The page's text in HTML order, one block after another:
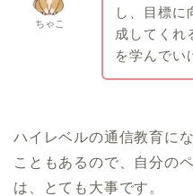
ちゃこ
し、目標に
成してくれ
を学んでい
ハイレベルの通信教育に
こともあるので、自分の
は、とても大事です。